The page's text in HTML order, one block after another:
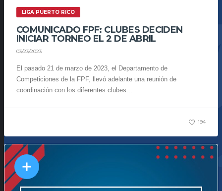
LIGA PUERTO RICO
COMUNICADO FPF: CLUBES DECIDEN
INICIAR TORNEO EL 2 DE ABRIL
03/23/2023
El pasado 21 de marzo de 2023, el Departamento de
Competiciones de la FPF, llevó adelante una reunión de
coordinación con los diferentes clubes...
194